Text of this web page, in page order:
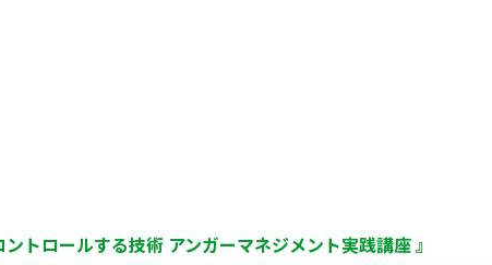
ントロールする技術 アンガーマネジメント実践講座 』